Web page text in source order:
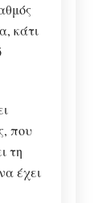
κάτι
που
τη
έχει